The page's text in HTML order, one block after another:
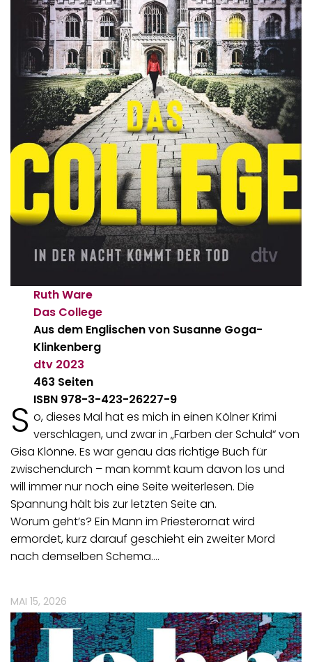
Ruth Ware
Das College
Aus dem Englischen von Susanne Goga-
Klinkenberg
dtv 2023
463 Seiten
ISBN 978-3-423-26227-9
S o, dieses Mal hat es mich in einen Kölner Krimi
verschlagen, und zwar in „Farben der Schuld“ von
Gisa Klönne. Es war genau das richtige Buch für
zwischendurch – man kommt kaum davon los und
will immer nur noch eine Seite weiterlesen. Die
Spannung hält bis zur letzten Seite an.
Worum geht’s? Ein Mann im Priesterornat wird
ermordet, kurz darauf geschieht ein zweiter Mord
nach demselben Schema.…
MAI 15, 2026